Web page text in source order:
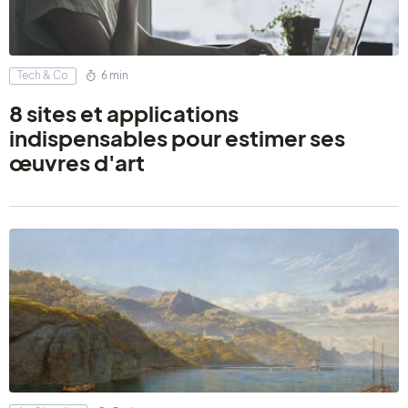
Tech & Co 6 min
8 sites et applications
indispensables pour estimer ses
œuvres d'art